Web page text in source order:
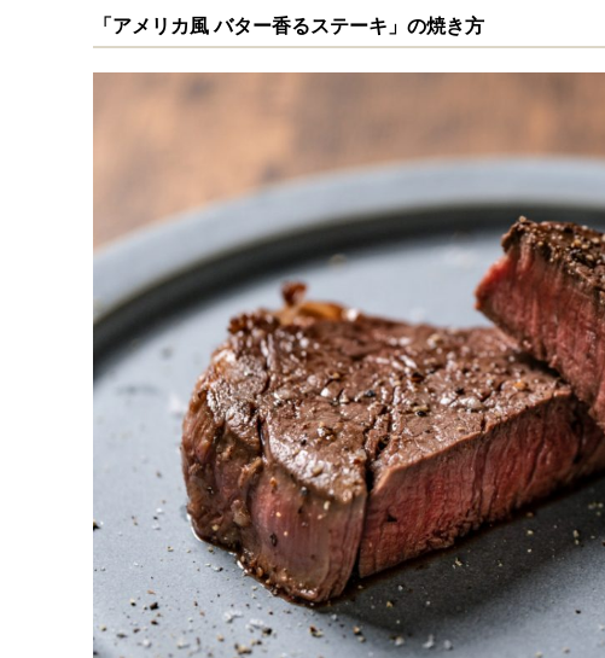
「アメリカ風 バター香るステーキ」の焼き方